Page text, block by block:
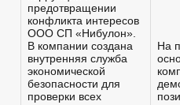
предотвращении
конфликта интересов
ООО СП «Нибулон».
В компании создана
внутренняя служба
экономической
безопасности для
проверки всех
На